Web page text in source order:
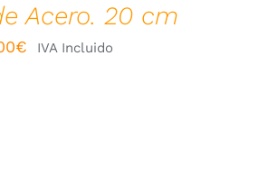
Acero. 20 cm
€ IVA Incluido